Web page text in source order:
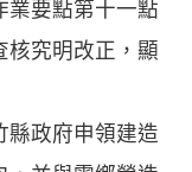
業要點第十一點
核究明改正，顯
政府申領建造